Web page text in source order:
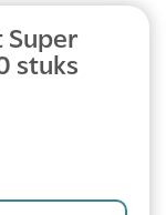
Super
stuks